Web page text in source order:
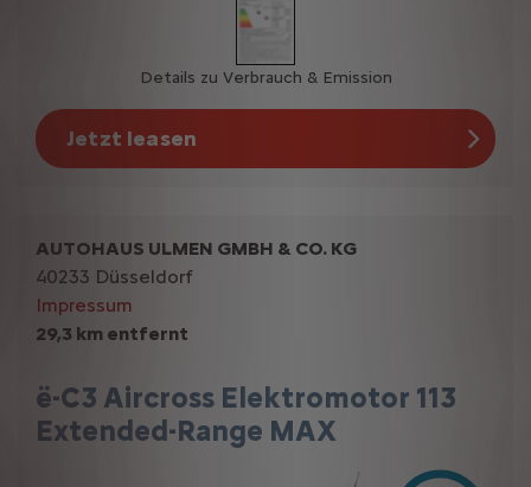
Details zu Verbrauch & Emission
Jetzt leasen
29,3 km entfernt
ë-C3 Aircross Elektromotor 113
Extended-Range MAX
AUTOHAUS ULMEN GMBH & CO. KG
40233 Düsseldorf
Impressum